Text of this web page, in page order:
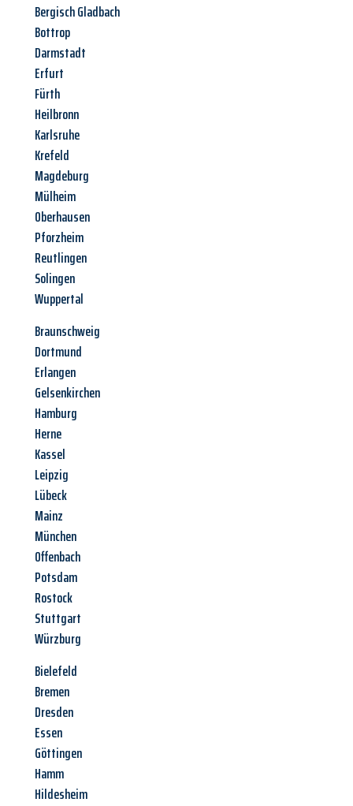
Bergisch Gladbach
Bottrop
Darmstadt
Erfurt
Fürth
Heilbronn
Karlsruhe
Krefeld
Magdeburg
Mülheim
Oberhausen
Pforzheim
Reutlingen
Solingen
Wuppertal
Braunschweig
Dortmund
Erlangen
Gelsenkirchen
Hamburg
Herne
Kassel
Leipzig
Lübeck
Mainz
München
Offenbach
Potsdam
Rostock
Stuttgart
Würzburg
Bielefeld
Bremen
Dresden
Essen
Göttingen
Hamm
Hildesheim